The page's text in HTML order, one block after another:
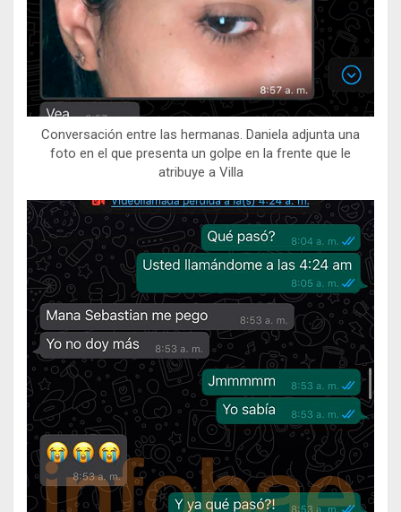
Conversación entre las hermanas. Daniela adjunta una
foto en el que presenta un golpe en la frente que le
atribuye a Villa